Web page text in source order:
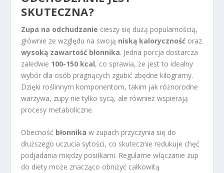
SKUTECZNA?
Zupa na odchudzanie cieszy się dużą popularnością,
głównie ze względu na swoją niską kaloryczność oraz
wysoką zawartość błonnika. Jedna porcja dostarcza
zaledwie 100-150 kcal, co sprawia, że jest to idealny
wybór dla osób pragnących zgubić zbędne kilogramy.
Dzięki roślinnym komponentom, takim jak różnorodne
warzywa, zupy nie tylko sycą, ale również wspierają
procesy metaboliczne.
Obecność błonnika w zupach przyczynia się do
dłuższego uczucia sytości, co skutecznie redukuje chęć
podjadania między posiłkami. Regularne włączanie zup
do diety może znacząco obniżyć całkowitą